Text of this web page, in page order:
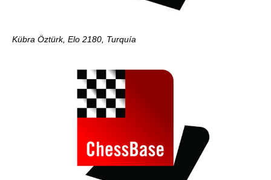
Kübra Öztürk, Elo 2180, Turquía